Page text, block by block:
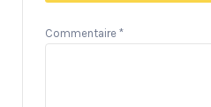
Commentaire *